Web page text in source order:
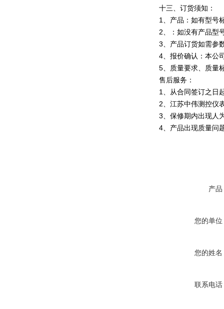
十三、订货须知：
1、产品：如有型号
2、：如没有产品型
3、产品订货如需参
4、报价确认：本公
5、质量要求、质量
售后服务：
1、从合同签订之日
2、江苏中伟测控仪
3、保修期内出现人
4、产品出现质量问
产品
您的单位
您的姓名
联系电话